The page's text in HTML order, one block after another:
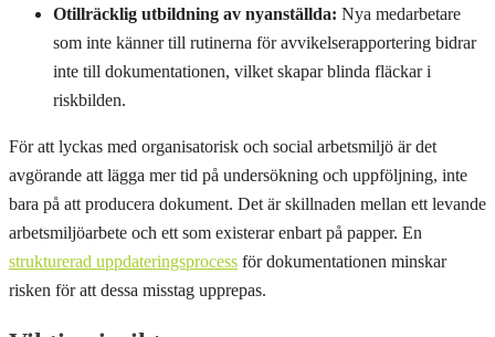
Otillräcklig utbildning av nyanställda: Nya medarbetare
som inte känner till rutinerna för avvikelserapportering bidrar
inte till dokumentationen, vilket skapar blinda fläckar i
riskbilden.
För att lyckas med organisatorisk och social arbetsmiljö är det
avgörande att lägga mer tid på undersökning och uppföljning, inte
bara på att producera dokument. Det är skillnaden mellan ett levande
arbetsmiljöarbete och ett som existerar enbart på papper. En
strukturerad uppdateringsprocess för dokumentationen minskar
risken för att dessa misstag upprepas.